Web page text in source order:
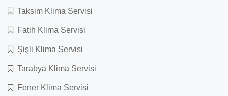
Taksim Klima Servisi
Fatih Klima Servisi
Şişli Klima Servisi
Tarabya Klima Servisi
Fener Klima Servisi